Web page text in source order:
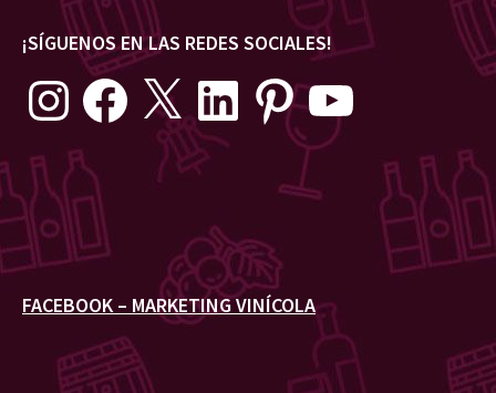
¡SÍGUENOS EN LAS REDES SOCIALES!
Instagram Facebook LinkedIn PinterestYouTube
FACEBOOK – MARKETING VINÍCOLA